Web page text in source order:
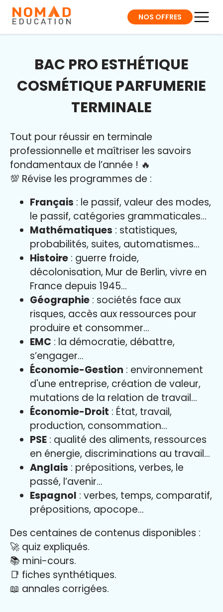
NOS OFFRES
BAC PRO ESTHÉTIQUE
COSMÉTIQUE PARFUMERIE
TERMINALE
Tout pour réussir en terminale
professionnelle et maîtriser les savoirs
fondamentaux de l’année ! 🔥
💯 Révise les programmes de :
Français : le passif, valeur des modes,
le passif, catégories grammaticales…
Mathématiques : statistiques,
probabilités, suites, automatismes…
Histoire : guerre froide,
décolonisation, Mur de Berlin, vivre en
France depuis 1945…
Géographie : sociétés face aux
risques, accès aux ressources pour
produire et consommer…
EMC : la démocratie, débattre,
s’engager…
Économie-Gestion : environnement
d'une entreprise, création de valeur,
mutations de la relation de travail…
Économie-Droit : État, travail,
production, consommation…
PSE : qualité des aliments, ressources
en énergie, discriminations au travail…
Anglais : prépositions, verbes, le
passé, l’avenir…
Espagnol : verbes, temps, comparatif,
prépositions, apocope…
Des centaines de contenus disponibles :
🚀 quiz expliqués.
📚 mini-cours.
📑 fiches synthétiques.
📖 annales corrigées.